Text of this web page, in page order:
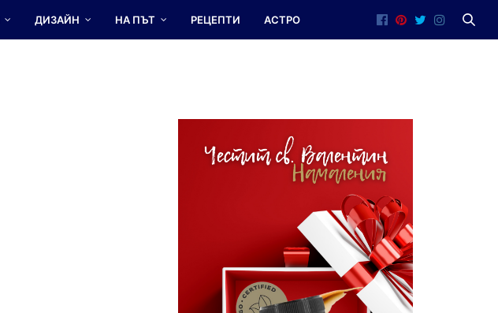
ДИЗАЙН НА ПЪТ РЕЦЕПТИ АСТРО